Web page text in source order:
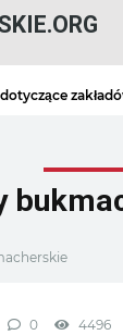
0 4496